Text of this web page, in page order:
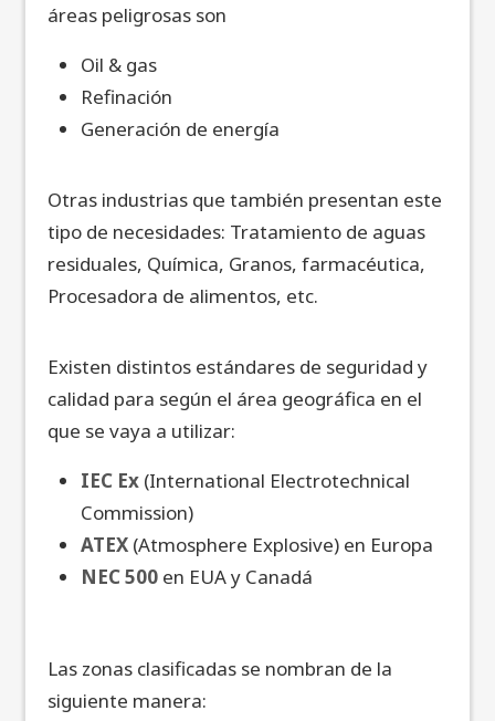
áreas peligrosas son
Oil & gas
Refinación
Generación de energía
Otras industrias que también presentan este
tipo de necesidades: Tratamiento de aguas
residuales, Química, Granos, farmacéutica,
Procesadora de alimentos, etc.
Existen distintos estándares de seguridad y
calidad para según el área geográfica en el
que se vaya a utilizar:
IEC Ex (International Electrotechnical
Commission)
ATEX (Atmosphere Explosive) en Europa
NEC 500 en EUA y Canadá
Las zonas clasificadas se nombran de la
siguiente manera: